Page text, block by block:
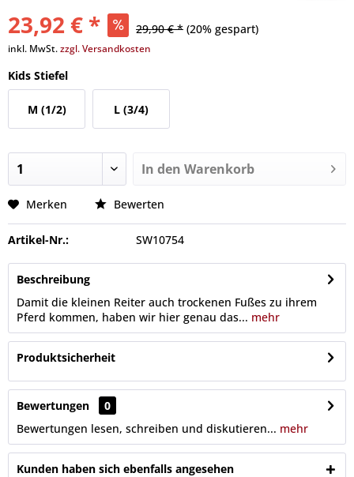
23,92 € * 29,90 € * (20% gespart)
inkl. MwSt.zzgl. Versandkosten
Kids Stiefel
M (1/2) L (3/4)
In den Warenkorb
Merken Bewerten
Artikel-Nr.: SW10754
Beschreibung
Damit die kleinen Reiter auch trockenen Fußes zu ihrem
Pferd kommen, haben wir hier genau das... mehr
Produktsicherheit
Bewertungen
0
Bewertungen lesen, schreiben und diskutieren... mehr
Kunden haben sich ebenfalls angesehen